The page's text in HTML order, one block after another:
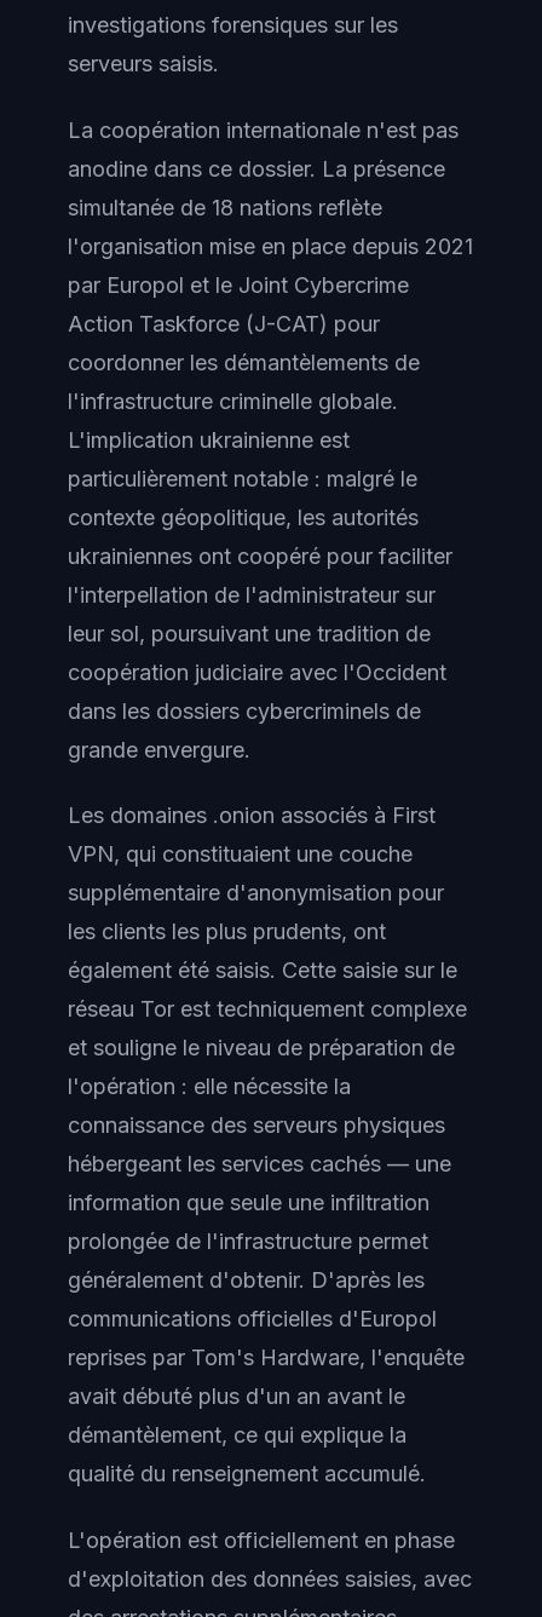
investigations forensiques sur les
serveurs saisis.
La coopération internationale n'est pas
anodine dans ce dossier. La présence
simultanée de 18 nations reflète
l'organisation mise en place depuis 2021
par Europol et le Joint Cybercrime
Action Taskforce (J-CAT) pour
coordonner les démantèlements de
l'infrastructure criminelle globale.
L'implication ukrainienne est
particulièrement notable : malgré le
contexte géopolitique, les autorités
ukrainiennes ont coopéré pour faciliter
l'interpellation de l'administrateur sur
leur sol, poursuivant une tradition de
coopération judiciaire avec l'Occident
dans les dossiers cybercriminels de
grande envergure.
Les domaines .onion associés à First
VPN, qui constituaient une couche
supplémentaire d'anonymisation pour
les clients les plus prudents, ont
également été saisis. Cette saisie sur le
réseau Tor est techniquement complexe
et souligne le niveau de préparation de
l'opération : elle nécessite la
connaissance des serveurs physiques
hébergeant les services cachés — une
information que seule une infiltration
prolongée de l'infrastructure permet
généralement d'obtenir. D'après les
communications officielles d'Europol
reprises par Tom's Hardware, l'enquête
avait débuté plus d'un an avant le
démantèlement, ce qui explique la
qualité du renseignement accumulé.
L'opération est officiellement en phase
d'exploitation des données saisies, avec